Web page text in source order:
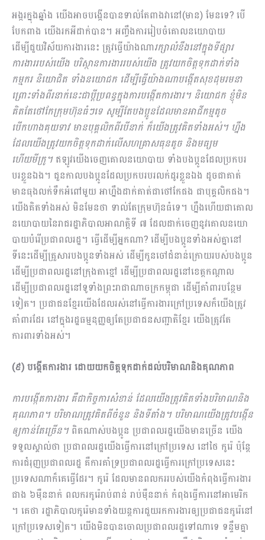
អង្ករក្នុងឆ្នាំង យើងអាចបង្កើនបានទាល់តែពា​ងវានៅ(មាន) មែនទេ? បើ
បែកពាង យើងរកអីដាក់បាន។​ អញ្ចឹងការរៀបចំ​គោលនយោបាយ
ដើម្បីជួយវិស័យការងារនេះ ត្រូវធ្វើយ៉ាងណារក្សាលំនឹងនៅក្នុងទីផ្សារ
ការងាររបស់យើង បរិស្ថានការងាររបស់យើង ត្រូវយកចិត្តទុកដាក់ទាំង
កម្មករ និយោជិត ទាំងនយោជក ដើម្បីធ្វើយ៉ាងណាបង្កើត​សុខដុមរមនា
ព្រោះទាំងពីរនាក់នេះជាប្ដីប្រពន្ធក្នុងការបង្កើតការងារ។ និយោជក ខ្ញុំមិន
គិតតែ​ថៅកែក្រុមហ៊ុនធំៗទេ សូម្បីតែបងប្អូនដែលមានអាជីកម្មតូច
បើកហាងគុយទាវ មានបុគ្គលិកពីរបីនាក់ ក៏យើងត្រូវគិតទាំងអស់។ ហ្នឹង
ដែលយើងត្រូវយកចិត្តទុកដាក់លើសហគ្រាសធុនតូច និងមធ្យម
ហើយមីក្រូ។ឥឡូវយើងចេញគោលនយោបាយ ទាំងបងប្អូនដែលប្រកបរ​
បរខ្លួនឯង។ ជួនកាលបងប្អូនដែលប្រកបរបរលក់ដូរខ្លួនឯង ដូចជាគាត់
មានធុងលក់ទឹកអំពៅមួយ​​ អាហ្នឹងដាក់គាត់ជាថៅកែផង ជាបុគ្គលិកផង។
យើងគិតទាំងអស់​ មិនមែនថា ទាល់តែ​ក្រុមហ៊ុនធំទេ។ ហ្នឹងហើយជាគោល
នយោបាយនៃរាជរដ្ឋាភិបាលអាណត្ដិទី ៧ ដែលដាក់ចេញនូវគោលនយោ​
បាយ​បំរើប្រជាពលរដ្ឋ។ ធ្វើដើម្បីអ្នកណា? ដើម្បីបងប្អូនទាំងអស់គ្នានៅ
ទីនេះដើម្បីគ្រួសា​រ​បងប្អូនទាំងអស់ ដើម្បីកូនចៅ​ជំ​នាន់ក្រោយរបស់បងប្អូន
ដើម្បីប្រជាពលរដ្ឋនៅក្រុងតាខ្មៅ ដើម្បីប្រជាពលរដ្ឋនៅខេត្តកណ្ដាល
ដើម្បីប្រជាពលរដ្ឋនៅទូទាំងព្រះរាជាណាចក្រកម្ពុជា ដើម្បីគាំពារបន្ថែម
ទៀត។ ប្រជាជនខ្មែរយើងដែលរស់នៅធ្វើការងារក្រៅប្រទេស​ក៏យើងត្រូវ
គាំពារដែរ នៅក្នុងរដ្ឋធម្មនុញ្ញឲ្យតែប្រជាជនសញ្ជាតិខ្មែរ យើងត្រូវតែ
ការពារទាំងអស់។
(៩) បង្កើតការងារ ដោយយកចិត្តទុកដាក់ដល់បរិមាណនិងគុណភាព
ការបង្កើតការងារ ​គឺ​ជាកិច្ចការសំខាន់ ដែលយើងត្រូវគិតទាំងបរិមាណនិង
គុណភាព។ បរិមាណត្រូវគិតពីចំនួន និងទីតាំង។ បរិមាណ​យើងត្រូវបង្កើន
ឲ្យកាន់តែច្រើន។ពិតណាស់បងប្អូន​ ប្រជាពលរដ្ឋយើងមានច្រើន យើង
ទទួលស្គាល់ថា​ ប្រជាពលរដ្ឋយើងធ្វើការនៅក្រៅប្រទេស នៅថៃ កូរ៉េ ប៉ុន្ដែ
ការជំរុញប្រជាពលរដ្ឋ គឺការគាំទ្រប្រ​ជា​ពលរដ្ឋធ្វើការ​ក្រៅ​ប្រទេសនេះ
ប្រទេសណាក៏គេធ្វើដែរ។ កូរ៉េ ដែលមានពលកររបស់យើងកំពុងធ្វើការងារ
ជាង ៦ម៉ឺននាក់​ ពលករកូរ៉េរាប់ពាន់ រាប់ម៉ឺននាក់ កំពុងធ្វើការនៅអាមេរិក​
។ គេថា រដ្ឋាភិបាលកូរ៉េមានទាំងយន្ដការជួយរកការងារឲ្យប្រជាជន​កូរ៉េនៅ
ក្រៅប្រទេសទៀត។ យើងមិនបានចោលប្រជាពលរដ្ឋទៅណាទេ ទន្ទឹមគ្នា